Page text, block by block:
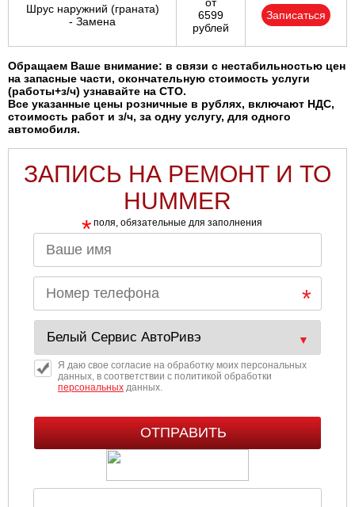
Шрус наружний (граната)
- Замена
от
6599
рублей
Записаться
Обращаем Ваше внимание: в связи с нестабильностью цен
на запасные части, окончательную стоимость услуги
(работы+з/ч) узнавайте на СТО.
Все указанные цены розничные в рублях, включают НДС,
стоимость работ и з/ч, за одну услугу, для одного
автомобиля.
ЗАПИСЬ НА РЕМОНТ И ТО
HUMMER
* поля, обязательные для заполнения
Я даю свое согласие на обработку моих персональных
данных, в соответствии с политикой обработки
персональныхданных.